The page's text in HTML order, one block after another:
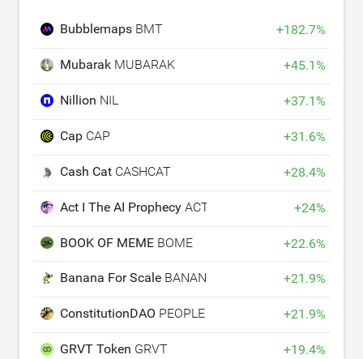
Bubblemaps BMT +182.7%
Mubarak MUBARAK +45.1%
Nillion NIL +37.1%
Cap CAP +31.6%
Cash Cat CASHCAT +28.4%
Act I The AI Prophecy ACT +24%
BOOK OF MEME BOME +22.6%
Banana For Scale BANANAS31 +21.9%
ConstitutionDAO PEOPLE +21.9%
GRVT Token GRVT +19.4%